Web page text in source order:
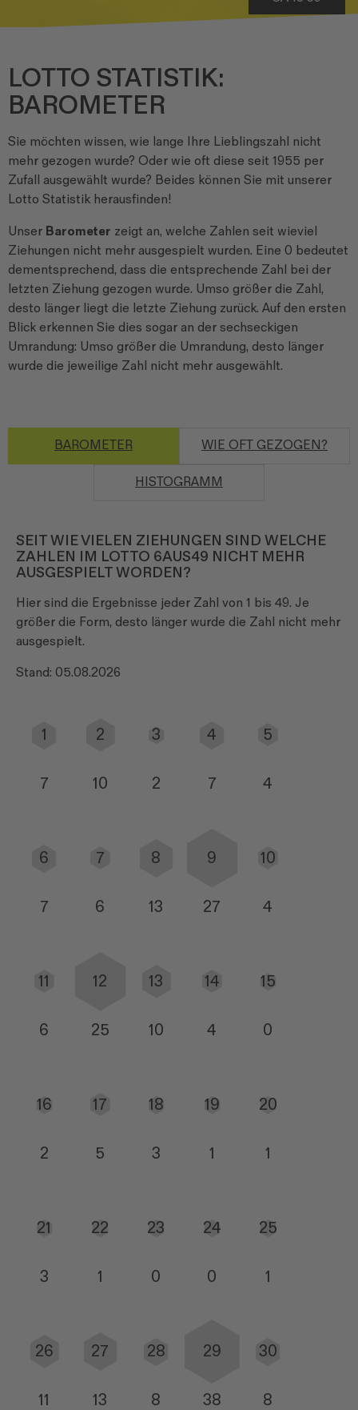
LOTTO STATISTIK:
BAROMETER
Sie möchten wissen, wie lange Ihre Lieblingszahl nicht
mehr gezogen wurde? Oder wie oft diese seit 1955 per
Zufall ausgewählt wurde? Beides können Sie mit unserer
Lotto Statistik herausfinden!
Unser Barometer zeigt an, welche Zahlen seit wieviel
Ziehungen nicht mehr ausgespielt wurden. Eine 0 bedeutet
dementsprechend, dass die entsprechende Zahl bei der
letzten Ziehung gezogen wurde. Umso größer die Zahl,
desto länger liegt die letzte Ziehung zurück. Auf den ersten
Blick erkennen Sie dies sogar an der sechseckigen
Umrandung: Umso größer die Umrandung, desto länger
wurde die jeweilige Zahl nicht mehr ausgewählt.
BAROMETER WIE OFT GEZOGEN?
HISTOGRAMM
SEIT WIE VIELEN ZIEHUNGEN SIND WELCHE
ZAHLEN IM LOTTO 6AUS49 NICHT MEHR
AUSGESPIELT WORDEN?
Hier sind die Ergebnisse jeder Zahl von 1 bis 49. Je
größer die Form, desto länger wurde die Zahl nicht mehr
ausgespielt.
Stand: 05.08.2026
1
7
2
10
3
2
4
7
5
4
6
7
7
6
8
13
9
27
10
4
11
6
12
25
13
10
14
4
15
0
16
2
17
5
18
3
19
1
20
1
21
3
22
1
23
0
24
0
25
1
26
11
27
13
28
8
29
38
30
8